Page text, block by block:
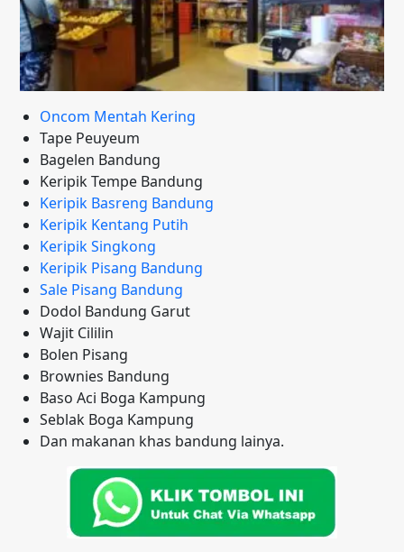
Oncom Mentah Kering
Tape Peuyeum
Bagelen Bandung
Keripik Tempe Bandung
Keripik Basreng Bandung
Keripik Kentang Putih
Keripik Singkong
Keripik Pisang Bandung
Sale Pisang Bandung
Dodol Bandung Garut
Wajit Cililin
Bolen Pisang
Brownies Bandung
Baso Aci Boga Kampung
Seblak Boga Kampung
Dan makanan khas bandung lainya.